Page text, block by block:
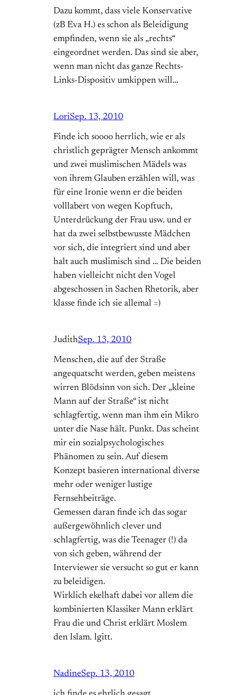
Dazu kommt, dass viele Konservative
(zB Eva H.) es schon als Beleidigung
empfinden, wenn sie als „rechts“
eingeordnet werden. Das sind sie aber,
wenn man nicht das ganze Rechts-
Links-Dispositiv umkippen will…
LoriSep. 13, 2010
Finde ich soooo herrlich, wie er als
christlich geprägter Mensch ankommt
und zwei muslimischen Mädels was
von ihrem Glauben erzählen will, was
für eine Ironie wenn er die beiden
volllabert von wegen Kopftuch,
Unterdrückung der Frau usw. und er
hat da zwei selbstbewusste Mädchen
vor sich, die integriert sind und aber
halt auch muslimisch sind … Die beiden
haben vielleicht nicht den Vogel
abgeschossen in Sachen Rhetorik, aber
klasse finde ich sie allemal =)
JudithSep. 13, 2010
Menschen, die auf der Straße
angequatscht werden, geben meistens
wirren Blödsinn von sich. Der „kleine
Mann auf der Straße“ ist nicht
schlagfertig, wenn man ihm ein Mikro
unter die Nase hält. Punkt. Das scheint
mir ein sozialpsychologisches
Phänomen zu sein. Auf diesem
Konzept basieren international diverse
mehr oder weniger lustige
Fernsehbeiträge.
Gemessen daran finde ich das sogar
außergewöhnlich clever und
schlagfertig, was die Teenager (!) da
von sich geben, während der
Interviewer sie versucht so gut er kann
zu beleidigen.
Wirklich ekelhaft dabei vor allem die
kombinierten Klassiker Mann erklärt
Frau die und Christ erklärt Moslem
den Islam. Igitt.
NadineSep. 13, 2010